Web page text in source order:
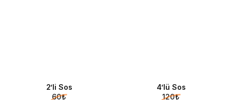
2’li Sos
60 ₺
4’lü Sos
120 ₺